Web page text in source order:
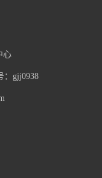
心
：gjj0938